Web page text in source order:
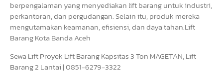
berpengalaman yang menyediakan lift barang untuk industri,
perkantoran, dan pergudangan. Selain itu, produk mereka
mengutamakan keamanan, efisiensi, dan daya tahan.Lift
Barang Kota Banda Aceh
Sewa Lift Proyek Lift Barang Kapsitas 3 Ton MAGETAN, Lift
Barang 2 Lantai | 0851-6279-3322